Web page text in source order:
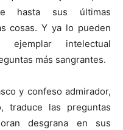
hasta sus últimas
cosas. Y ya lo pueden
intelectual
más sangrantes.
y confeso admirador,
traduce las preguntas
desgrana en sus